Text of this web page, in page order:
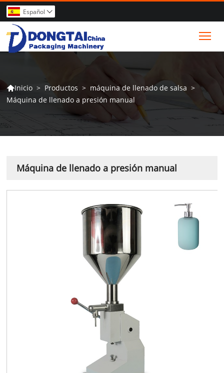
Español 
Inicio > Productos > máquina de llenado de salsa >
Máquina de llenado a presión manual
Máquina de llenado a presión manual